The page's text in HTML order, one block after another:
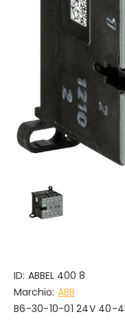
ID: ABBEL 400 8
Marchio: ABB
B6-30-10-01 24V 40-